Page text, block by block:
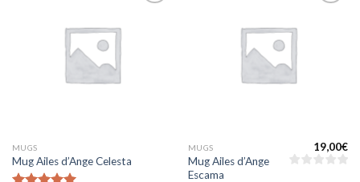
MUGS
Mug Ailes d’Ange Celesta
MUGS
Mug Ailes d’Ange
Escama
19,00€